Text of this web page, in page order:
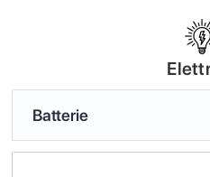
Batterie